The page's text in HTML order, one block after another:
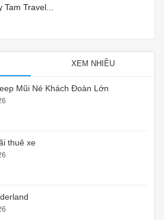
Travel...
XEM NHIỀU
Mũi Né Khách Đoàn Lớn
thuê xe